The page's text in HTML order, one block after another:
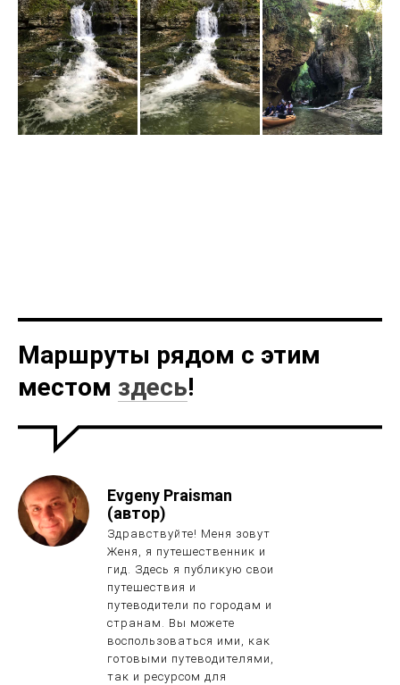
Маршруты рядом с этим
местом здесь!
Evgeny Praisman
(автор)
Здравствуйте! Меня зовут
Женя, я путешественник и
гид. Здесь я публикую свои
путешествия и
путеводители по городам и
странам. Вы можете
воспользоваться ими, как
готовыми путеводителями,
так и ресурсом для